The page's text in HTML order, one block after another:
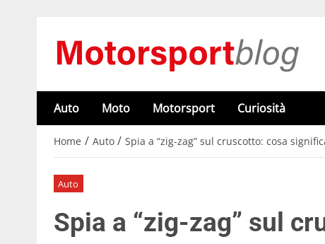
Auto Moto Motorsport Curiosità
Home / Auto / Spia a “zig-zag” sul cruscotto: cosa
Auto
Spia a “zig-zag” sul